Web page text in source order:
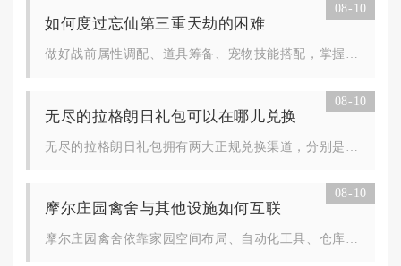
08-10
如何度过忘仙第三重天劫的困难
做好战前属性调配、道具筹备、宠物技能搭配，掌握天劫怪物刷新顺...
08-10
无尽的拉格朗日礼包可以在哪儿兑换
08-10
摩尔庄园禽舍与其他设施如何互联
摩尔庄园禽舍依靠家园空间布局、自动化工具、仓库与加工设施形成...